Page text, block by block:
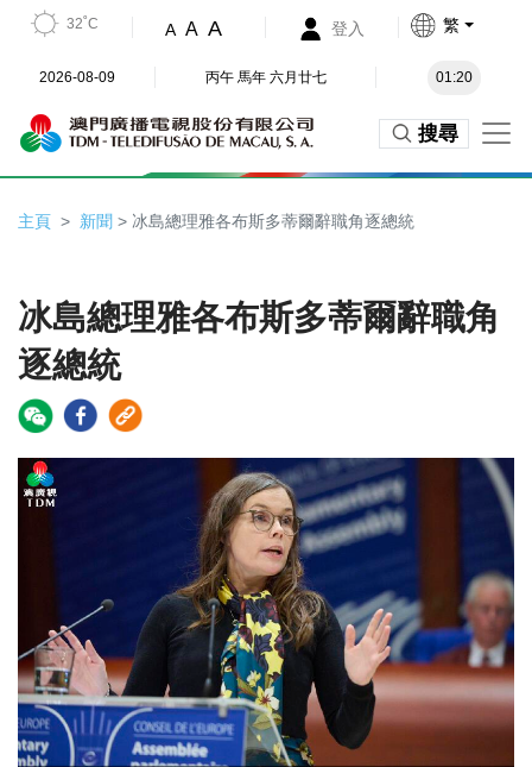
32˚C A A A 登入 繁
2026-08-09 丙午 馬年 六月廿七 01:20
搜尋
主頁 新聞 > 冰島總理雅各布斯多蒂爾辭職角逐總統
冰島總理雅各布斯多蒂爾辭職角
逐總統